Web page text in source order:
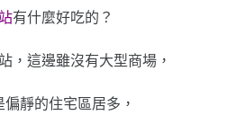
有什麼好吃的？
，這邊雖沒有大型商場，
靜的住宅區居多，